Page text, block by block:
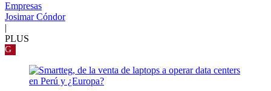
Empresas
Josimar Cóndor
|
PLUS
G